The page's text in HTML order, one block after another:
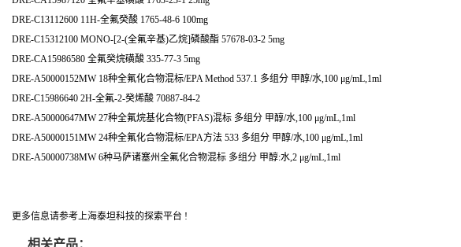
DRE-C13112600 11H-全氟癸酸 1765-48-6 100mg
DRE-C15312100 MONO-[2-(全氟辛基)乙烷]磷酸酯 57678-03-2 5mg
DRE-CA15986580 全氟癸烷磺酸 335-77-3 5mg
DRE-A50000152MW 18种全氟化合物混标/EPA Method 537.1 多组分 甲醇/水,100 μg/mL,1ml
DRE-C15986640 2H-全氟-2-癸烯酸 70887-84-2
DRE-A50000647MW 27种全氟烷基化合物(PFAS)混标 多组分 甲醇/水,100 μg/mL,1ml
DRE-A50000151MW 24种全氟化合物混标/EPA方法 533 多组分 甲醇/水,100 μg/mL,1ml
DRE-A50000738MW 6种马萨诸塞州全氟化合物混标 多组分 甲醇:水,2 μg/mL,1ml
更多信息请参考上海泰坦科技的探索平台 !
相关产品：